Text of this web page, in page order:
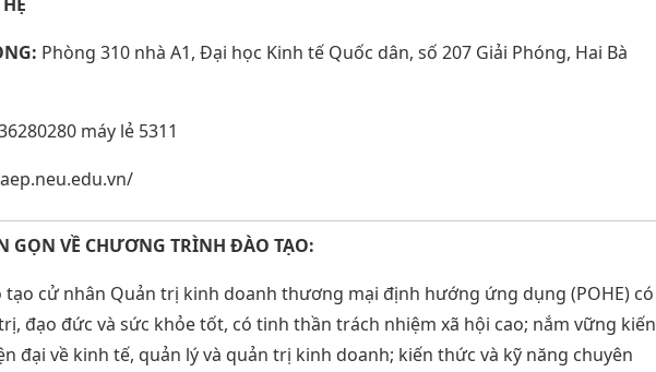
Phòng 310 nhà A1, Đại học Kinh tế Quốc dân, số 207 Giải Phóng, Hai Bà
máy lẻ 5311
GỌN VỀ CHƯƠNG TRÌNH ĐÀO TẠO:
cử nhân Quản trị kinh doanh thương mại định hướng ứng dụng (POHE) có
đạo đức và sức khỏe tốt, có tinh thần trách nhiệm xã hội cao; nắm vững kiến
đại về kinh tế, quản lý và quản trị kinh doanh; kiến thức và kỹ năng chuyên